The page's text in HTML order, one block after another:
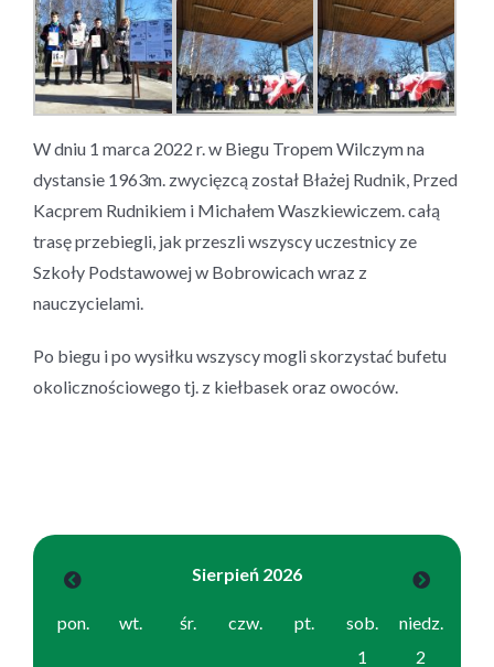
W dniu 1 marca 2022 r. w Biegu Tropem Wilczym na
dystansie 1963m. zwycięzcą został Błażej Rudnik, Przed
Kacprem Rudnikiem i Michałem Waszkiewiczem. całą
trasę przebiegli, jak przeszli wszyscy uczestnicy ze
Szkoły Podstawowej w Bobrowicach wraz z
nauczycielami.
Po biegu i po wysiłku wszyscy mogli skorzystać bufetu
okolicznościowego tj. z kiełbasek oraz owoców.
Sierpień 2026
pon. wt. śr. czw. pt. sob.
niedz.
1
2